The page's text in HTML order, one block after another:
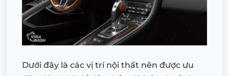
Dưới đây là các vị trí nội thất nên được ưu